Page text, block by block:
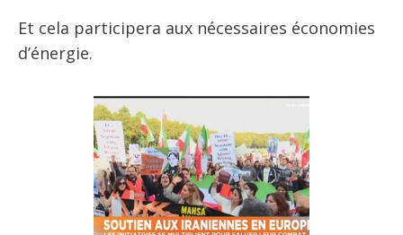
Et cela participera aux nécessaires économies
d’énergie.